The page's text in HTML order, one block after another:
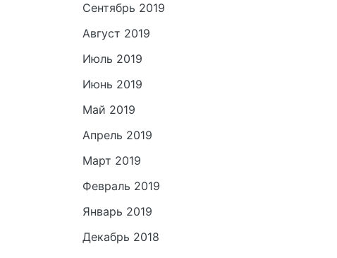
Сентябрь 2019
Август 2019
Июль 2019
Июнь 2019
Май 2019
Апрель 2019
Март 2019
Февраль 2019
Январь 2019
Декабрь 2018